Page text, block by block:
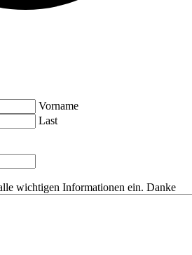
Vorname
Last
wichtigen Informationen ein. Danke